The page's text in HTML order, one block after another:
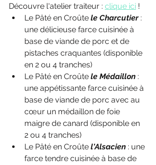
Découvre l'atelier traiteur : clique ici !
Le Pâté en Croûte le Charcutier :
une délicieuse farce cuisinée à
base de viande de porc et de
pistaches craquantes (disponible
en 2 ou 4 tranches)
Le Pâté en Croûte le Médaillon :
une appétissante farce cuisinée à
base de viande de porc avec au
cœur un médaillon de foie
maigre de canard (disponible en
2 ou 4 tranches)
Le Pâté en Croûte l'Alsacien : une
farce tendre cuisinée à base de